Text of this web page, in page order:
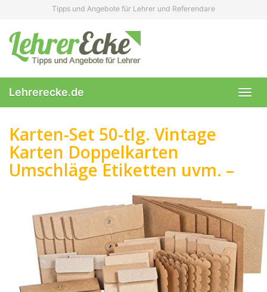
content
Tipps und Angebote für Lehrer und Referendare
Lehrerecke.de
Karten-Set 50-tlg. Vintage
Karten Doppelkarten
Umschläge Etiketten uvm. –